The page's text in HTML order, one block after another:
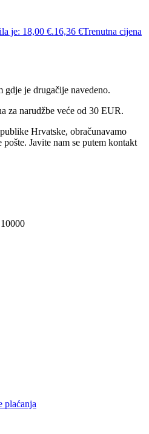
je: 18,00 €.16,36 €Trenutna cijena
je drugačije navedeno.
za narudžbe veće od 30 EUR.
Hrvatske, obračunavamo
Javite nam se putem kontakt
plaćanja